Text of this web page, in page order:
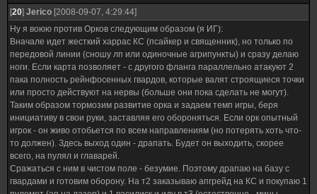
[20] Jerico [2008-09-07, 4:29:44]
Ну я воюю против Орков следующим образом (я ИГ):
Вначале идет жесткий харрас КС (псайкер и священник), но только по
передовой линии (сношу лп или одиночные агрипункты) и сразу делаю
ноги. Если карта позволяет - с другого фланга параллельно атакуют 2
пака полность рейнфосенных гвардов, которые валят строящиеся точки
или просто действуют на нервы (больше они пока сделать не могут).
Таким образом тормозим развитие орка и задаем темп игры, беря
инициативу в свои руки, заставляя его обороняться. Если орк опытный
игрок - он живо отобьется по всем направлениям (но потерять хоть что-
то должен). Здесь выход один - драпать. Будет он выходить, скорее
всего, на пулял и главарей.
Сражаться с ним в чистом поле - безумие. Поэтому драпаю на базу с
гвардами и готовим оборону. На т2 заказываю апгрейд на КС и покупаю 1